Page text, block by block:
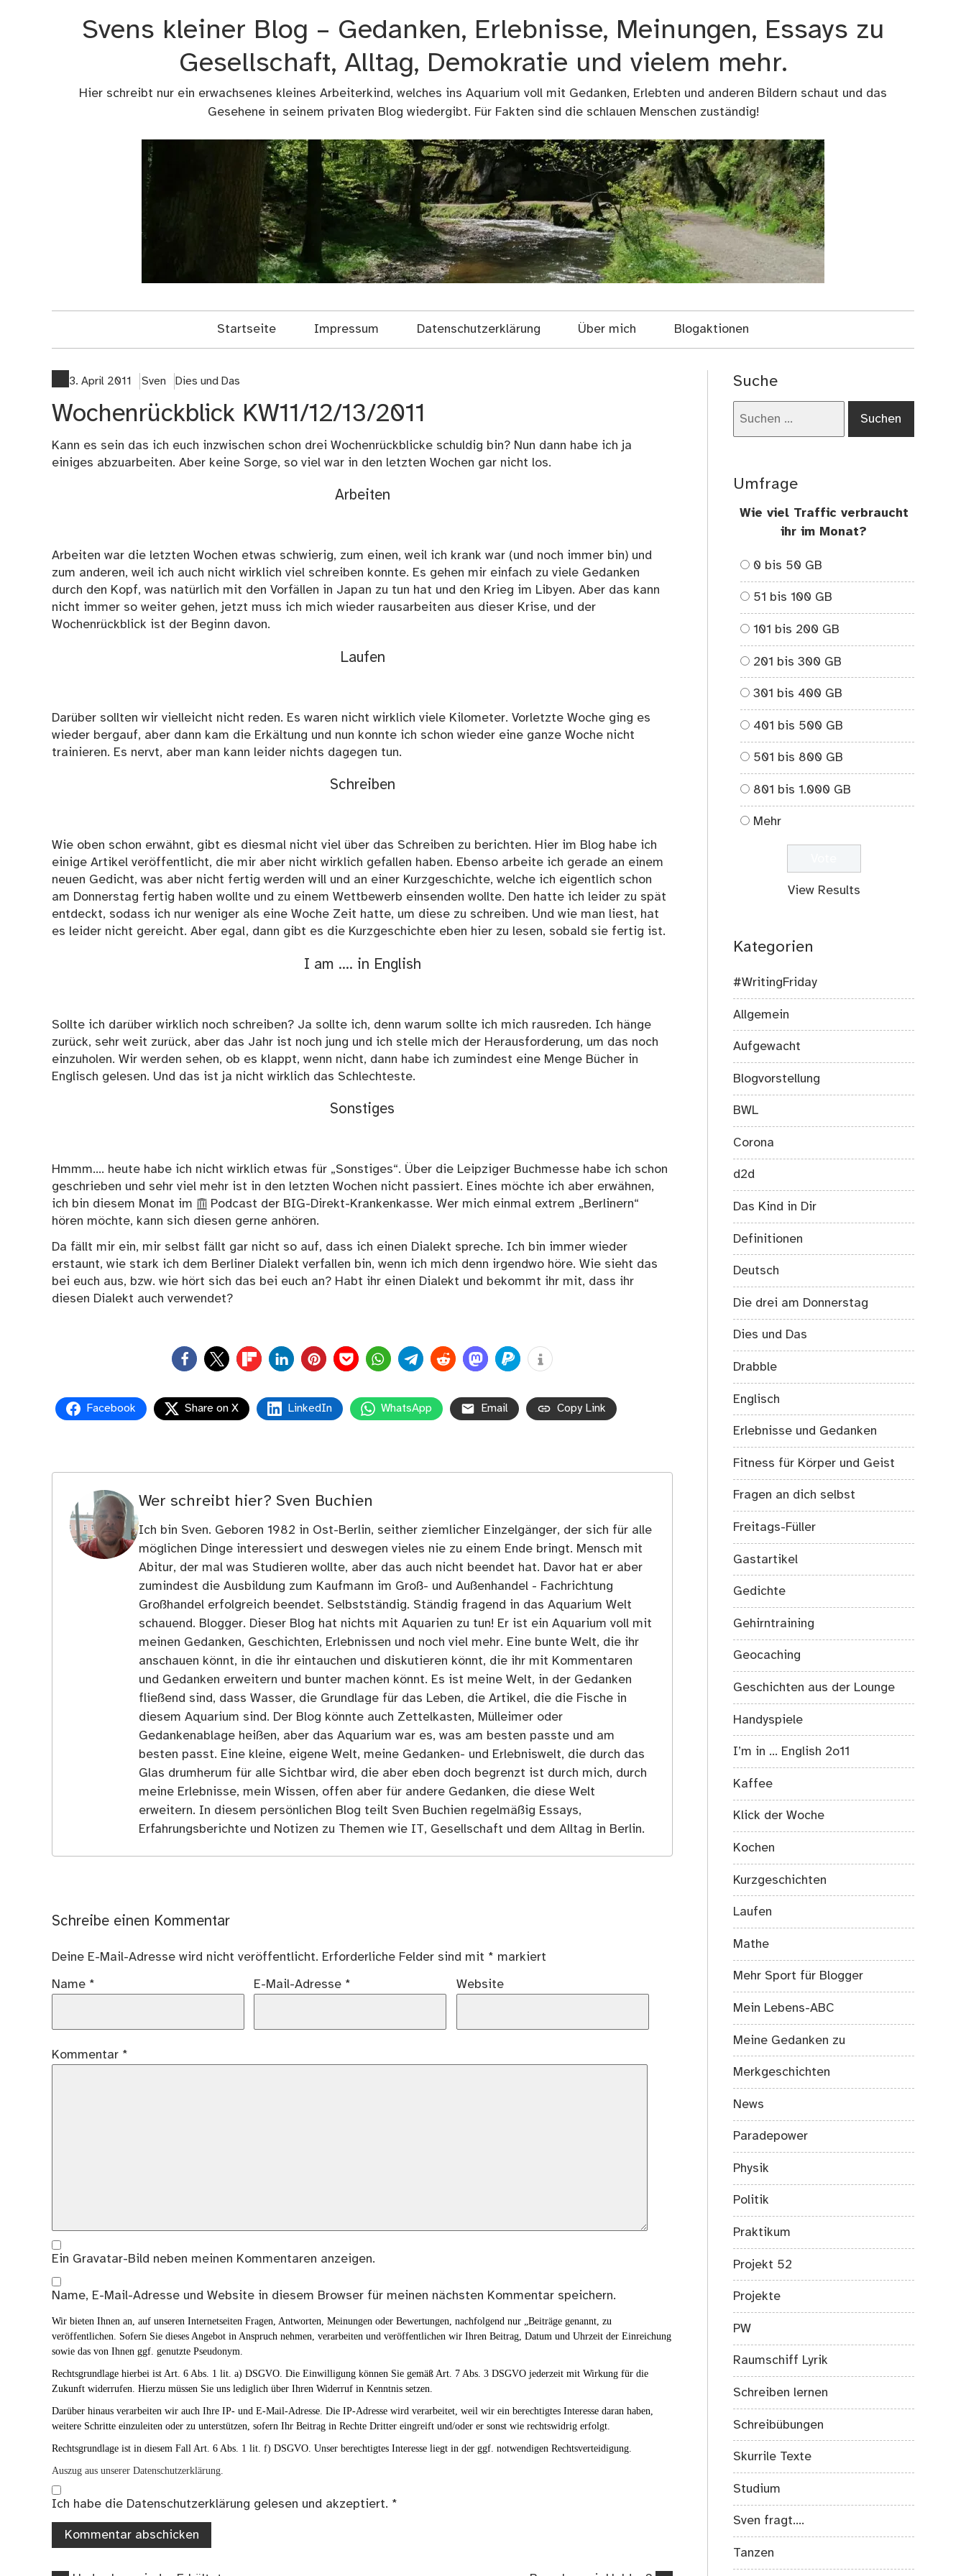
Svens kleiner Blog – Gedanken, Erlebnisse, Meinungen, Essays zu
Gesellschaft, Alltag, Demokratie und vielem mehr.
Hier schreibt nur ein erwachsenes kleines Arbeiterkind, welches ins Aquarium voll mit Gedanken, Erlebten und anderen Bildern schaut und das
Gesehene in seinem privaten Blog wiedergibt. Für Fakten sind die schlauen Menschen zuständig!
Startseite Impressum Datenschutzerklärung Über mich Blogaktionen
3. April 2011 Sven Dies und Das
Wochenrückblick KW11/12/13/2011
Kann es sein das ich euch inzwischen schon drei Wochenrückblicke schuldig bin? Nun dann habe ich ja
einiges abzuarbeiten. Aber keine Sorge, so viel war in den letzten Wochen gar nicht los.
Arbeiten
Arbeiten war die letzten Wochen etwas schwierig, zum einen, weil ich krank war (und noch immer bin) und
zum anderen, weil ich auch nicht wirklich viel schreiben konnte. Es gehen mir einfach zu viele Gedanken
durch den Kopf, was natürlich mit den Vorfällen in Japan zu tun hat und den Krieg im Libyen. Aber das kann
nicht immer so weiter gehen, jetzt muss ich mich wieder rausarbeiten aus dieser Krise, und der
Wochenrückblick ist der Beginn davon.
Laufen
Darüber sollten wir vielleicht nicht reden. Es waren nicht wirklich viele Kilometer. Vorletzte Woche ging es
wieder bergauf, aber dann kam die Erkältung und nun konnte ich schon wieder eine ganze Woche nicht
trainieren. Es nervt, aber man kann leider nichts dagegen tun.
Schreiben
Wie oben schon erwähnt, gibt es diesmal nicht viel über das Schreiben zu berichten. Hier im Blog habe ich
einige Artikel veröffentlicht, die mir aber nicht wirklich gefallen haben. Ebenso arbeite ich gerade an einem
neuen Gedicht, was aber nicht fertig werden will und an einer Kurzgeschichte, welche ich eigentlich schon
am Donnerstag fertig haben wollte und zu einem Wettbewerb einsenden wollte. Den hatte ich leider zu spät
entdeckt, sodass ich nur weniger als eine Woche Zeit hatte, um diese zu schreiben. Und wie man liest, hat
es leider nicht gereicht. Aber egal, dann gibt es die Kurzgeschichte eben hier zu lesen, sobald sie fertig ist.
I am …. in English
Sollte ich darüber wirklich noch schreiben? Ja sollte ich, denn warum sollte ich mich rausreden. Ich hänge
zurück, sehr weit zurück, aber das Jahr ist noch jung und ich stelle mich der Herausforderung, um das noch
einzuholen. Wir werden sehen, ob es klappt, wenn nicht, dann habe ich zumindest eine Menge Bücher in
Englisch gelesen. Und das ist ja nicht wirklich das Schlechteste.
Sonstiges
Hmmm…. heute habe ich nicht wirklich etwas für „Sonstiges“. Über die Leipziger Buchmesse habe ich schon
geschrieben und sehr viel mehr ist in den letzten Wochen nicht passiert. Eines möchte ich aber erwähnen,
ich bin diesem Monat im
Podcast der BIG-Direkt-Krankenkasse. Wer mich einmal extrem „Berlinern“
hören möchte, kann sich diesen gerne anhören.
Da fällt mir ein, mir selbst fällt gar nicht so auf, dass ich einen Dialekt spreche. Ich bin immer wieder
erstaunt, wie stark ich dem Berliner Dialekt verfallen bin, wenn ich mich denn irgendwo höre. Wie sieht das
bei euch aus, bzw. wie hört sich das bei euch an? Habt ihr einen Dialekt und bekommt ihr mit, dass ihr
diesen Dialekt auch verwendet?
0
Facebook Share on X LinkedIn WhatsApp Email Copy Link
Wer schreibt hier? Sven Buchien
Ich bin Sven. Geboren 1982 in Ost-Berlin, seither ziemlicher Einzelgänger, der sich für alle
möglichen Dinge interessiert und deswegen vieles nie zu einem Ende bringt. Mensch mit
Abitur, der mal was Studieren wollte, aber das auch nicht beendet hat. Davor hat er aber
zumindest die Ausbildung zum Kaufmann im Groß- und Außenhandel - Fachrichtung
Großhandel erfolgreich beendet. Selbstständig. Ständig fragend in das Aquarium Welt
schauend. Blogger. Dieser Blog hat nichts mit Aquarien zu tun! Er ist ein Aquarium voll mit
meinen Gedanken, Geschichten, Erlebnissen und noch viel mehr. Eine bunte Welt, die ihr
anschauen könnt, in die ihr eintauchen und diskutieren könnt, die ihr mit Kommentaren
und Gedanken erweitern und bunter machen könnt. Es ist meine Welt, in der Gedanken
fließend sind, dass Wasser, die Grundlage für das Leben, die Artikel, die die Fische in
diesem Aquarium sind. Der Blog könnte auch Zettelkasten, Mülleimer oder
Gedankenablage heißen, aber das Aquarium war es, was am besten passte und am
besten passt. Eine kleine, eigene Welt, meine Gedanken- und Erlebniswelt, die durch das
Glas drumherum für alle Sichtbar wird, die aber eben doch begrenzt ist durch mich, durch
meine Erlebnisse, mein Wissen, offen aber für andere Gedanken, die diese Welt
erweitern. In diesem persönlichen Blog teilt Sven Buchien regelmäßig Essays,
Erfahrungsberichte und Notizen zu Themen wie IT, Gesellschaft und dem Alltag in Berlin.
Schreibe einen Kommentar
Deine E-Mail-Adresse wird nicht veröffentlicht. Erforderliche Felder sind mit * markiert
Name * E-Mail-Adresse * Website
Kommentar *
Ein Gravatar-Bild neben meinen Kommentaren anzeigen.
Name, E-Mail-Adresse und Website in diesem Browser für meinen nächsten Kommentar speichern.
Wir bieten Ihnen an, auf unseren Internetseiten Fragen, Antworten, Meinungen oder Bewertungen, nachfolgend nur „Beiträge genannt, zu
veröffentlichen. Sofern Sie dieses Angebot in Anspruch nehmen, verarbeiten und veröffentlichen wir Ihren Beitrag, Datum und Uhrzeit der Einreichung
sowie das von Ihnen ggf. genutzte Pseudonym.
Rechtsgrundlage hierbei ist Art. 6 Abs. 1 lit. a) DSGVO. Die Einwilligung können Sie gemäß Art. 7 Abs. 3 DSGVO jederzeit mit Wirkung für die
Zukunft widerrufen. Hierzu müssen Sie uns lediglich über Ihren Widerruf in Kenntnis setzen.
Darüber hinaus verarbeiten wir auch Ihre IP- und E-Mail-Adresse. Die IP-Adresse wird verarbeitet, weil wir ein berechtigtes Interesse daran haben,
weitere Schritte einzuleiten oder zu unterstützen, sofern Ihr Beitrag in Rechte Dritter eingreift und/oder er sonst wie rechtswidrig erfolgt.
Rechtsgrundlage ist in diesem Fall Art. 6 Abs. 1 lit. f) DSGVO. Unser berechtigtes Interesse liegt in der ggf. notwendigen Rechtsverteidigung.
Auszug aus unserer Datenschutzerklärung.
Ich habe die Datenschutzerklärung gelesen und akzeptiert. *
Suche
Umfrage
Wie viel Traffic verbraucht
ihr im Monat?
0 bis 50 GB
51 bis 100 GB
101 bis 200 GB
201 bis 300 GB
301 bis 400 GB
401 bis 500 GB
501 bis 800 GB
801 bis 1.000 GB
Mehr
View Results
Kategorien
#WritingFriday
Allgemein
Aufgewacht
Blogvorstellung
BWL
Corona
d2d
Das Kind in Dir
Definitionen
Deutsch
Die drei am Donnerstag
Dies und Das
Drabble
Englisch
Erlebnisse und Gedanken
Fitness für Körper und Geist
Fragen an dich selbst
Freitags-Füller
Gastartikel
Gedichte
Gehirntraining
Geocaching
Geschichten aus der Lounge
Handyspiele
I’m in … English 2o11
Kaffee
Klick der Woche
Kochen
Kurzgeschichten
Laufen
Mathe
Mehr Sport für Blogger
Mein Lebens-ABC
Meine Gedanken zu
Merkgeschichten
News
Paradepower
Physik
Politik
Praktikum
Projekt 52
Projekte
PW
Raumschiff Lyrik
Schreiben lernen
Schreibübungen
Skurrile Texte
Studium
Sven fragt….
Tanzen